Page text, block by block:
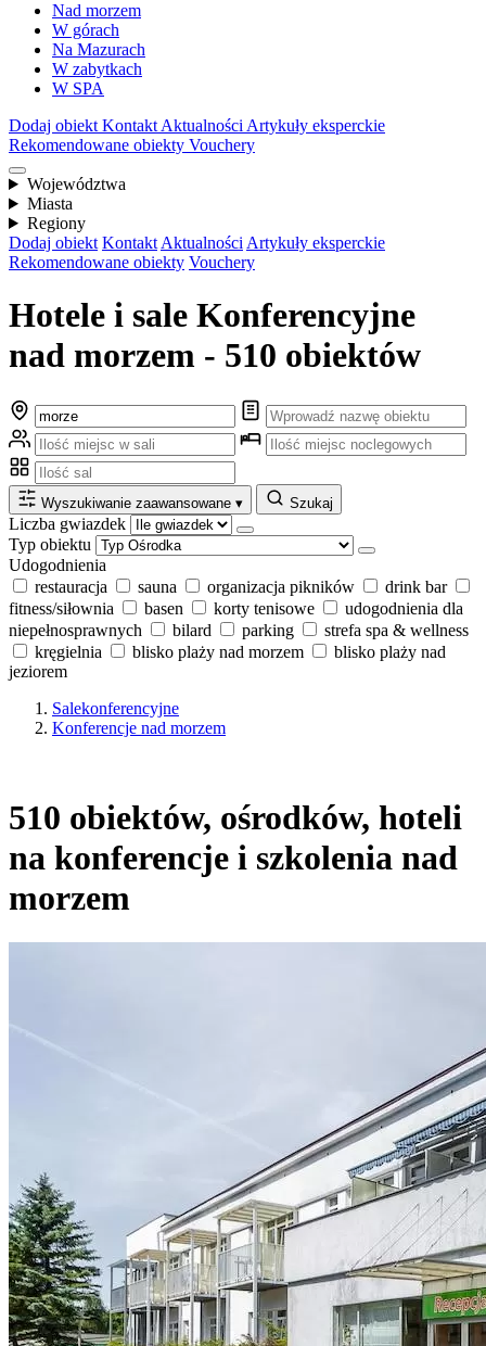
Nad morzem
W górach
Na Mazurach
W zabytkach
W SPA
Dodaj obiekt Kontakt Aktualności Artykuły eksperckie
Rekomendowane obiekty Vouchery
Województwa
Miasta
Regiony
Dodaj obiekt Kontakt Aktualności Artykuły eksperckie
Rekomendowane obiekty Vouchery
Hotele i sale Konferencyjne
nad morzem - 510 obiektów
Wyszukiwanie zaawansowane ▾ Szukaj
Liczba gwiazdek
Typ obiektu
Udogodnienia
restauracja
sauna organizacja pikników
drink bar
fitness/siłownia
basen korty tenisowe
udogodnienia dla
niepełnosprawnych
bilard parking
strefa spa & wellness
kręgielnia
blisko plaży nad morzem
blisko plaży nad
jeziorem
Salekonferencyjne
Konferencje nad morzem
510 obiektów, ośrodków, hoteli
na konferencje i szkolenia nad
morzem